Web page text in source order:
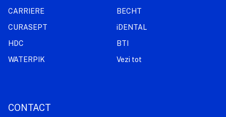
CARRIERE
CURASEPT
HDC
WATERPIK
BECHT
iDENTAL
BTI
Vezi tot
CONTACT